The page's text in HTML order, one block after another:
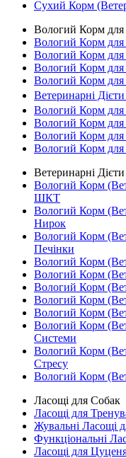
Сухий Корм
Вологий Корм
Вологий Корм
Вологий Корм для
Вологий Корм для
Вологий Корм
Ветеринарні
Вологий Корм для
Вологий Корм
Вологий Корм
Вологий Корм для
Ветеринарні
Вологий Корм
ШКТ
Вологий Корм
Нирок
Вологий Корм
Печінки
Вологий Корм
Вологий Корм
Вологий Корм
Вологий Корм
Вологий Корм
Вологий Корм
Системи
Вологий Корм
Стресу
Вологий Корм
Ласощі для Собак
Ласощі для
Жувальні Ласощі
Функціональні
Ласощі для